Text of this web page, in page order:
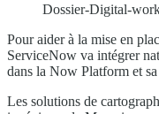
Dossier-Digital-
Pour aider à la mise en
ServiceNow va intégrer
dans la Now Platform et
Les solutions de